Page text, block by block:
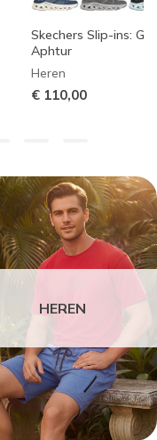
Skechers Slip-ins:
Aphtur
Heren
€ 110,00
HEREN